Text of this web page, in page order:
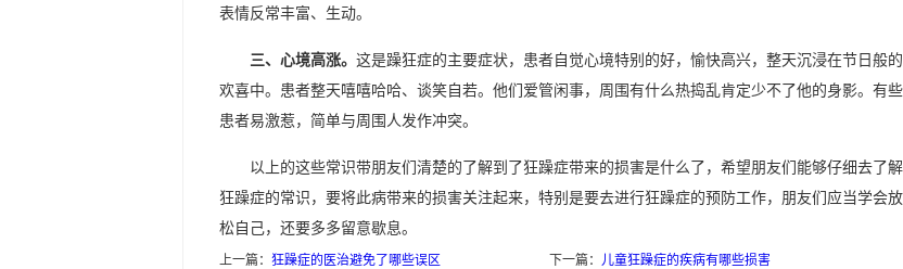
表情反常丰富、生动。
三、心境高涨。 这是躁狂症的主要症状，患者自觉心境特别的好，愉快高兴，整天沉浸在节日般的
欢喜中。患者整天嘻嘻哈哈、谈笑自若。他们爱管闲事，周围有什么热捣乱肯定少不了他的身影。有些
患者易激惹，简单与周围人发作冲突。
以上的这些常识带朋友们清楚的了解到了狂躁症带来的损害是什么了，希望朋友们能够仔细去了解
狂躁症的常识，要将此病带来的损害关注起来，特别是要去进行狂躁症的预防工作，朋友们应当学会放
松自己，还要多多留意歇息。
上一篇： 狂躁症的医治避免了哪些误区 下一篇： 儿童狂躁症的疾病有哪些损害